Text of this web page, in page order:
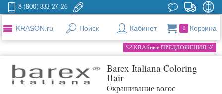
8 (800) 333-27-26
KRASON.ru Поиск Кабинет 0 Корзина
KRASные ПРЕДЛОЖЕНИЯ
Barex Italiana Coloring
Hair
Окрашивание волос